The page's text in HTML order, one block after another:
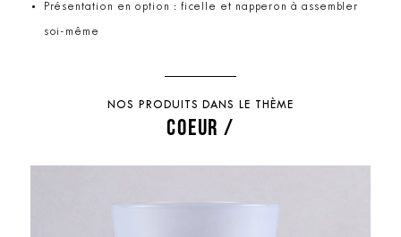
Présentation en option : ficelle et napperon à assembler
soi-même
NOS PRODUITS DANS LE THÈME
COEUR /